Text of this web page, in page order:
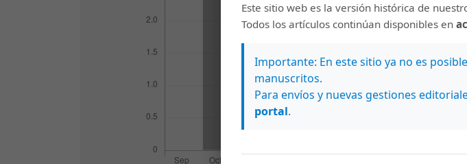
Este sitio web es la versión histórica de
Todos los artículos continúan disponibles en
Importante: En este sitio ya no es
manuscritos.
Para envíos y nuevas gestiones
portal.